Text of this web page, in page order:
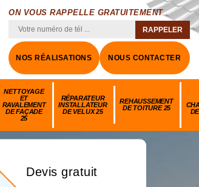
ON VOUS RAPPELLE GRATUITEMENT
NOS RÉALISATIONS NOUS CONTACTER
NETTOYAGE
ET
RAVALEMENT
DE FAÇADE
25
RÉPARATEUR
INSTALLATEUR
DE VELUX 25
REHAUSSEMENT
DE TOITURE 25
Devis gratuit